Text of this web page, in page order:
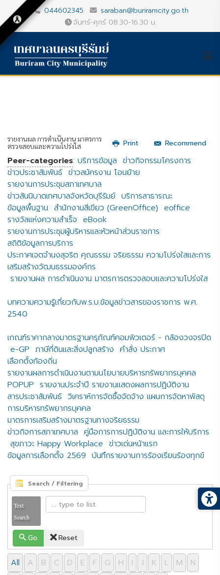
044602345
saraban@buriramcity.go.th
จันทร์-ศุกร์ 08.30-16.30 น.
Print Recommend
รายงานผล การดำเนินงาน มาตรการ
ตรวจสอบและความโปร่งใส
Peer-categories: บริการข้อมูล ข่าวกิจกรรมโครงการ
ข่าวประชาสัมพันธ์ ข่าวสมัครงาน โอนย้าย
รายงานการประชุมสภาเทศบาล
ข่าวสันนิบาตเทศบาลจังหวัดบุรีรัมย์ บริการสาธารณะ
ข้อมูลพื้นฐาน สำนักงานสีเขียว (GreenOffice) eoffice
รางวัลแห่งความสำเร็จ eBook
รายงานการประชุมผู้บริหารและหัวหน้าส่วนราชการ
สถิติข้อมูลการบริการ
ประกาศเจตจำนงสุจริต คุณธรรม จริยธรรม ความโปร่งใสและการ
เสริมสร้างวัฒนธรรมองค์กร
รายงานผล การดำเนินงาน มาตรการตรวจสอบและความโปร่งใส
บทความความรู้เกี่ยวกับพ.ร.บ.ข้อมูลข่าวสารของราชการ พ.ศ.
2540
เกณฑ์ราคากลางมาตรฐานครุภัณฑ์คอมพิวเตอร์ - กล้องวงจรปิด
e-GP ภาษีที่ดินและสิ่งปลูกสร้าง คำสั่ง ประกาศ
เลือกตั้งท้องถิ่น
รายงานผลการดำเนินงานตามนโยบายบริหารทรัพยากรบุคคล
POPUP รายงานประจำปี รายงานแสดงผลการปฏิบัติงาน
สารประชาสัมพันธ์ วิเคราห์การจัดซื้อจัดจ้าง แผนการจัดหาพัสดุ
การบริหารทรัพยากรบุคคล
มาตรการเสริมสร้างมาตรฐานทางจริยธรรม
ข่าวกิจการสภาเทศบาล คู่มือการการปฏิบัติงาน และการให้บริการ
สุขภาวะ Happy Workplace ข่าวเด่นหน้าแรก
ข้อมูลการเลือกตั้ง 2569 บันทึกรายงานการร้องเรียนร้องทุกข์
Search / Filtering
Text
Search
Go Reset
All A B C D E F G H I J K L M
N